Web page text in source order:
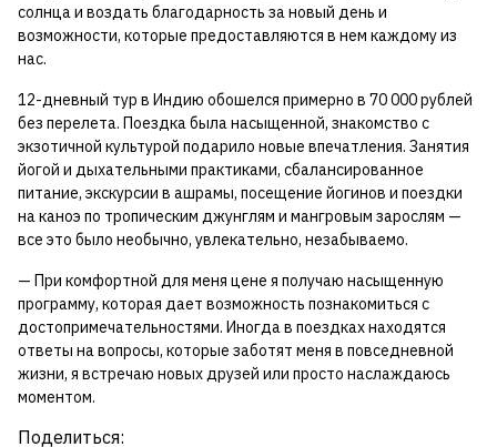
солнца и воздать благодарность за новый день и
возможности, которые предоставляются в нем каждому из
нас.
12-дневный тур в Индию обошелся примерно в 70 000 рублей
без перелета. Поездка была насыщенной, знакомство с
экзотичной культурой подарило новые впечатления. Занятия
йогой и дыхательными практиками, сбалансированное
питание, экскурсии в ашрамы, посещение йогинов и поездки
на каноэ по тропическим джунглям и мангровым зарослям —
все это было необычно, увлекательно, незабываемо.
— При комфортной для меня цене я получаю насыщенную
программу, которая дает возможность познакомиться с
достопримечательностями. Иногда в поездках находятся
ответы на вопросы, которые заботят меня в повседневной
жизни, я встречаю новых друзей или просто наслаждаюсь
моментом.
Поделиться: